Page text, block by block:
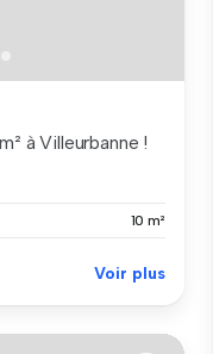
à Villeurbanne !
10 m²
Voir plus